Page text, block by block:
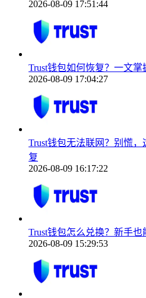
2026-08-09 17:51:44
Trust钱包如何恢复？一文
2026-08-09 17:04:27
Trust钱包无法联网？别慌
复
2026-08-09 16:17:22
Trust钱包怎么兑换？新手
2026-08-09 15:29:53